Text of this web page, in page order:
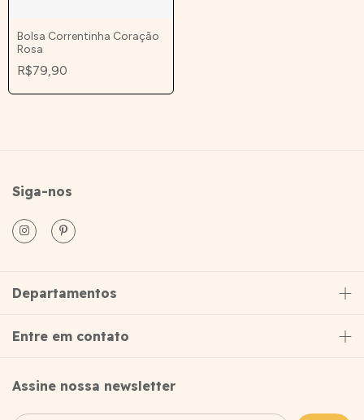
Bolsa Correntinha Coração
Rosa
R$79,90
Siga-nos
Departamentos
Entre em contato
Assine nossa newsletter